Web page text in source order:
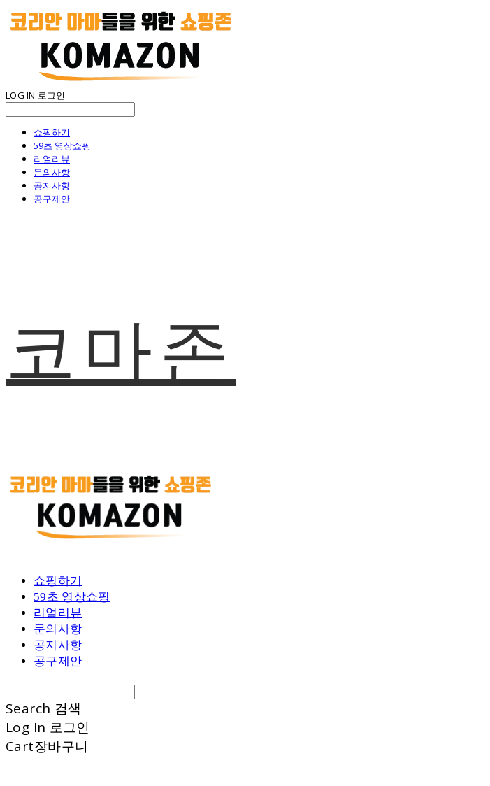
LOG IN 로그인
쇼핑하기
59초 영상쇼핑
리얼리뷰
문의사항
공지사항
공구제안
코마존
쇼핑하기
59초 영상쇼핑
리얼리뷰
문의사항
공지사항
공구제안
Search 검색
Log In 로그인
Cart장바구니